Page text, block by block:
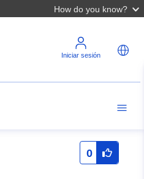
How do you know?
Iniciar sesión
0